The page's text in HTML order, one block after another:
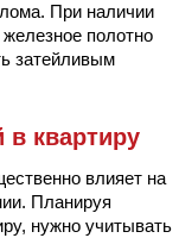
При наличии
полотно
затейливым
квартиру
влияет на
Планируя
нужно учитывать